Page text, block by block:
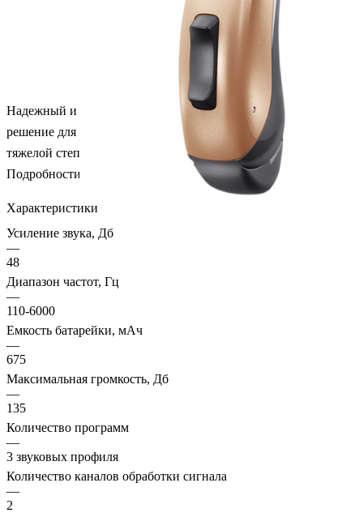
Надежный и современный слуховой аппарат. Идеальное
решение для людей со снижением слуха от средней до
тяжелой степени.
Подробности
Характеристики
Усиление звука, Дб
—
48
Диапазон частот, Гц
—
110-6000
Емкость батарейки, мАч
—
675
Максимальная громкость, Дб
—
135
Количество программ
—
3 звуковых профиля
Количество каналов обработки сигнала
—
2